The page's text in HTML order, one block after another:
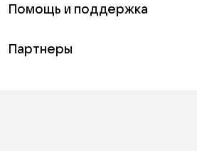
Помощь и поддержка
Партнеры